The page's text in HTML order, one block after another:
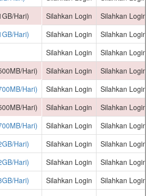
Hari)
Silahkan Login
Silahkan Login
Hari)
Silahkan Login
Silahkan Login
Silahkan Login
Silahkan Login
Hari)
Silahkan Login
Silahkan Login
Hari)
Silahkan Login
Silahkan Login
Hari)
Silahkan Login
Silahkan Login
Hari)
Silahkan Login
Silahkan Login
Hari)
Silahkan Login
Silahkan Login
Hari)
Silahkan Login
Silahkan Login
Hari)
Silahkan Login
Silahkan Login